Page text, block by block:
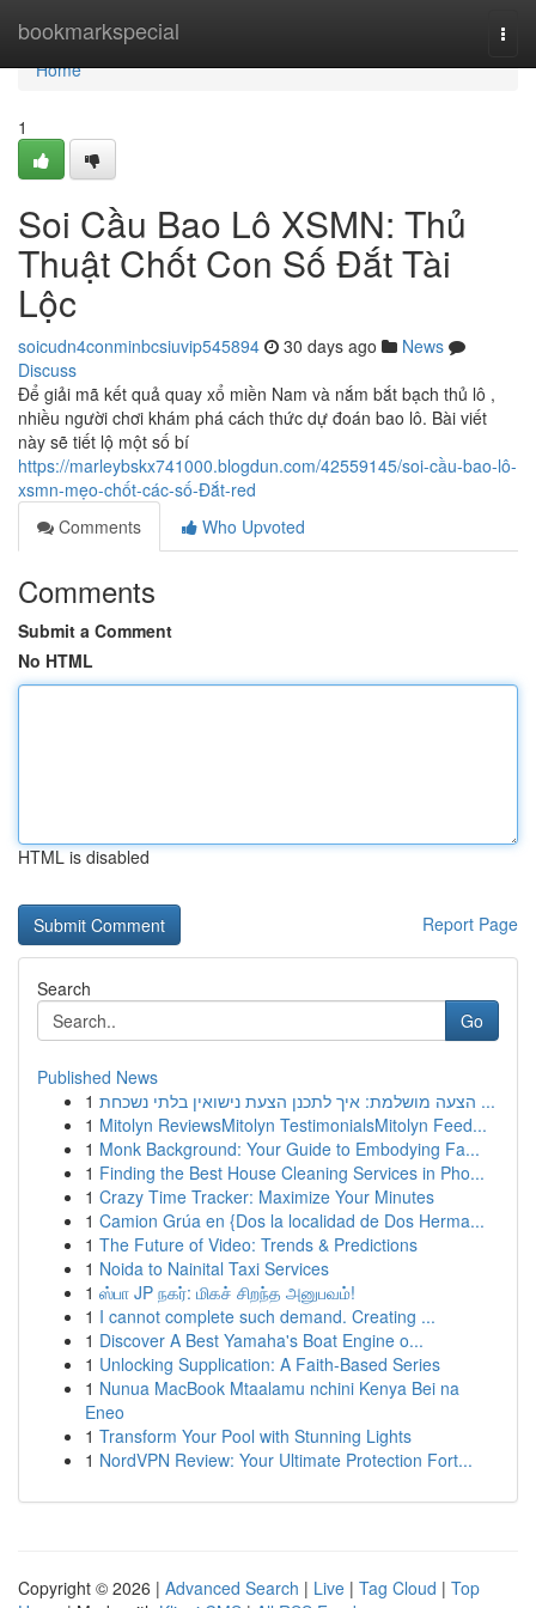
bookmarkspecial
Home
Home
1
Soi Cầu Bao Lô XSMN: Thủ
Thuật Chốt Con Số Đắt Tài
Lộc
soicudn4conminbcsiuvip545894 30 days ago
News
Discuss
Để giải mã kết quả quay xổ miền Nam và nắm bắt bạch thủ lô ,
nhiều người chơi khám phá cách thức dự đoán bao lô. Bài viết
này sẽ tiết lộ một số bí
https://marleybskx741000.blogdun.com/42559145/soi-cầu-bao-lô-
xsmn-mẹo-chốt-các-số-Đắt-red
Comments
Who Upvoted
Comments
Submit a Comment
No HTML
HTML is disabled
Report Page
Search
Go
Published News
1
הצעה מושלמת: איך לתכנן הצעת נישואין בלתי נשכחת ...
1 Mitolyn ReviewsMitolyn TestimonialsMitolyn Feed...
1 Monk Background: Your Guide to Embodying Fa...
1 Finding the Best House Cleaning Services in Pho...
1 Crazy Time Tracker: Maximize Your Minutes
1 Camion Grúa en {Dos la localidad de Dos Herma...
1 The Future of Video: Trends & Predictions
1 Noida to Nainital Taxi Services
1 ஸ்பா JP நகர்: மிகச் சிறந்த அனுபவம்!
1 I cannot complete such demand. Creating ...
1 Discover A Best Yamaha's Boat Engine o...
1 Unlocking Supplication: A Faith-Based Series
1 Nunua MacBook Mtaalamu nchini Kenya Bei na
Eneo
1 Transform Your Pool with Stunning Lights
1 NordVPN Review: Your Ultimate Protection Fort...
Copyright © 2026 | Advanced Search | Live | Tag Cloud | Top